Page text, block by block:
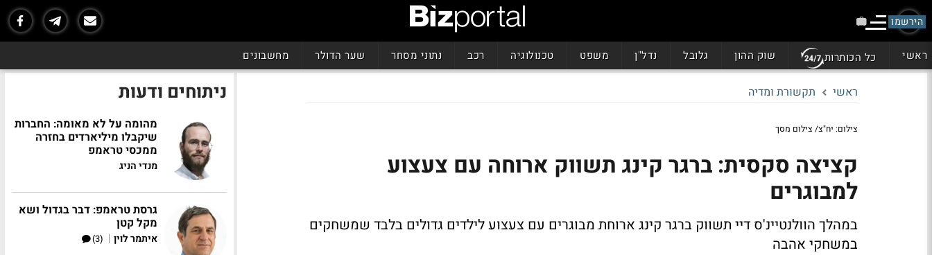
הירשמו
ראשי כל הכותרות שוק ההון גלובל נדל"ן משפט טכנולוגיה רכב נתוני מסחר שער הדולר מחשבונים
ראשי תקשורת ומדיה
צילום: יח"צ/ צילום מסך
קציצה סקסית: ברגר קינג תשווק ארוחה עם צעצוע
למבוגרים
במהלך הוולנטיינ'ס דיי תשווק ברגר קינג ארוחת מבוגרים עם צעצוע לילדים גדולים בלבד שמשחקים
במשחקי אהבה
ניתוחים ודעות
מהומה על לא מאומה: החברות
שיקבלו מיליארדים בחזרה
ממכסי טראמפ
מנדי הניג
גרסת טראמפ: דבר בגדול ושא
מקל קטן
איתמר לוין |
(3)